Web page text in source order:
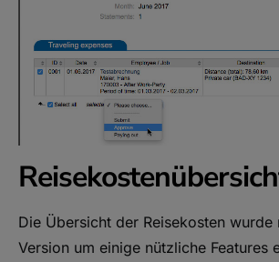
Die Übersicht der Reisekosten wurde
Version um einige nützliche Features